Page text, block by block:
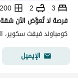
3
2
200 متر مربع
كومباوند فيفث سكوير،
الإيميل